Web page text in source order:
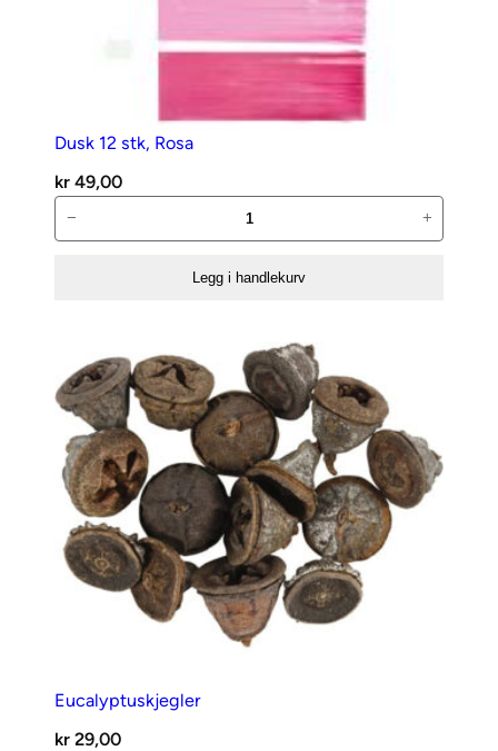
Dusk 12 stk, Rosa
kr 49,00
12
− +
Legg i handlekurv
Eucalyptuskjegler
kr 29,00